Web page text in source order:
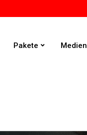
Pakete Medien